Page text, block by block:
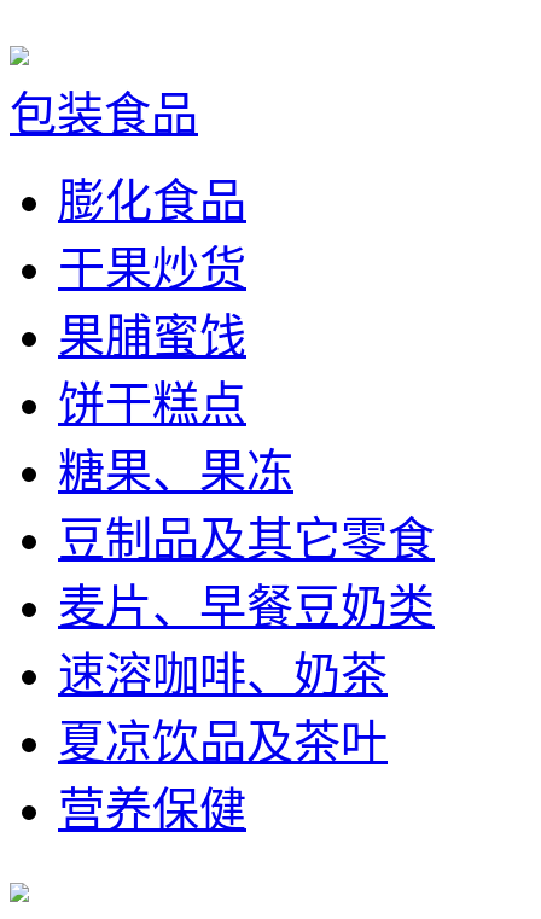
包装食品
膨化食品
干果炒货
果脯蜜饯
饼干糕点
糖果、果冻
豆制品及其它零食
麦片、早餐豆奶类
速溶咖啡、奶茶
夏凉饮品及茶叶
营养保健